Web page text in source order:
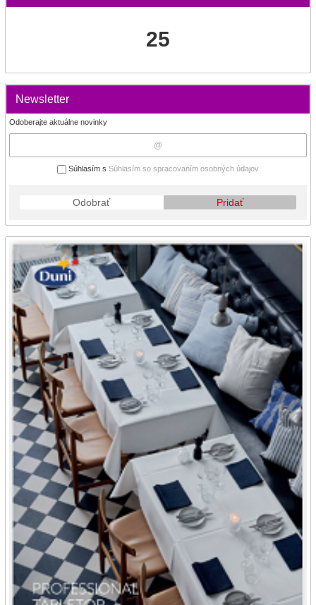
25
Newsletter
Odoberajte aktuálne novinky
Súhlasím s Súhlasím so spracovaním osobných údajov
Odobrať Pridať